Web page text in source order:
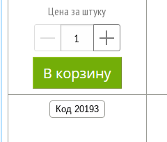
Цена за штуку
—
Код 20193